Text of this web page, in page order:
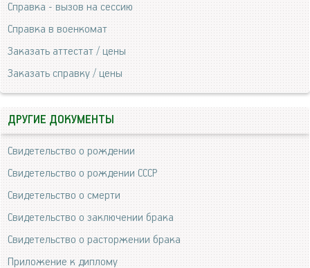
Справка - вызов на сессию
Справка в военкомат
Заказать аттестат / цены
Заказать справку / цены
ДРУГИЕ ДОКУМЕНТЫ
Свидетельство о рождении
Свидетельство о рождении СССР
Свидетельство о смерти
Свидетельство о заключении брака
Свидетельство о расторжении брака
Приложение к диплому